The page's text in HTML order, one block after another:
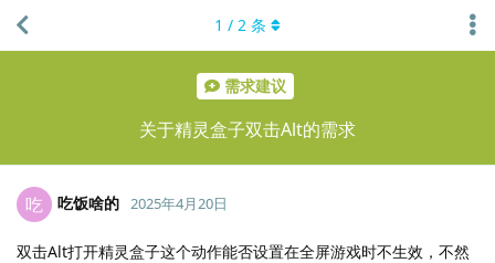
需求建议
关于精灵盒子双击Alt的需求
1 / 2 条
吃 吃饭啥的 2025年4月20日
双击Alt打开精灵盒子这个动作能否设置在全屏游戏时不生效，不然